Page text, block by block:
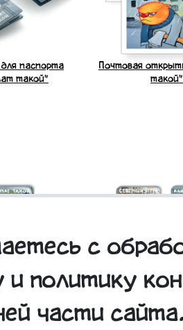
паспорта
такой"
Почтовая
такой"
такой"
3D стикеры
"Северный
с
политику
части сайта.